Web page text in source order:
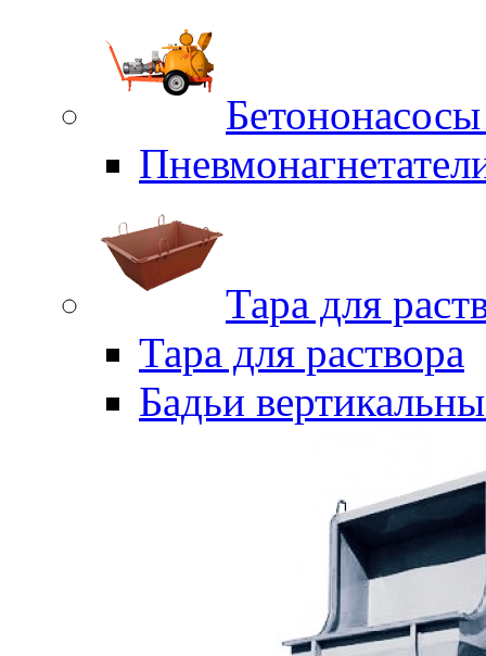
Тара для
Тара для раствора
Бадьи